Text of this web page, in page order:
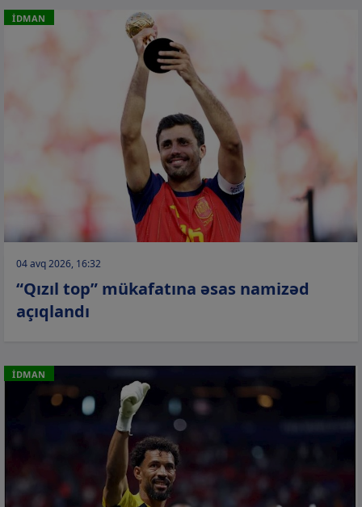
İDMAN
04 avq 2026, 16:32
“Qızıl top” mükafatına əsas namizəd
açıqlandı
İDMAN